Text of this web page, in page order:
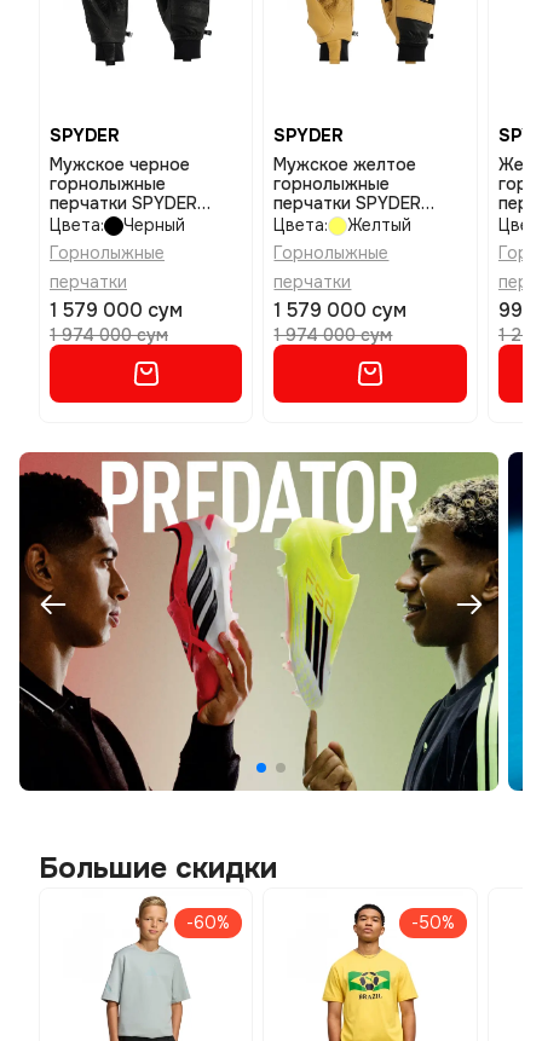
SPYDER
Мужское черное
горнолыжные
перчатки SPYDER
Work gloves размер xl
Цвета:
Черный
Горнолыжные
перчатки
1 579 000 сум
1 974 000 сум
SPYDER
Мужское желтое
горнолыжные
перчатки SPYDER
Work gloves размер l
Цвета:
Желтый
Горнолыжные
перчатки
1 579 000 сум
1 974 000 сум
992
1
Большие скидки
-60% -50%